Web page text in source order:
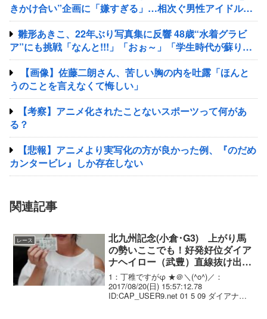
きかけ合い”企画に「嫌すぎる」…相次ぐ男性アイドルへ
の“悪ノリ”に一部視聴者が苦言
雛形あきこ、22年ぶり写真集に反響 48歳“水着グラビ
ア”にも挑戦「なんと!!!」「おぉ～」「学生時代が蘇りま
した」
【画像】佐藤二朗さん、苦しい胸の内を吐露「ほんと
うのことを言えなくて悔しい」
【考察】アニメ化されたことないスポーツって何があ
る？
【悲報】アニメより実写化の方が良かった例、『のだめ
カンタービレ』しか存在しない
関連記事
レース
北九州記念(小倉･G3) 上がり馬
の勢いここでも！好発好位ダイア
ナヘイロー（武豊）直線抜け出し
4連勝！重賞初制覇
1：丁稚ですがφ ★＠＼(^o^)／：
2017/08/20(日) 15:57:12.78
ID:CAP_USER9.net 01 5 09 ダイアナヘ